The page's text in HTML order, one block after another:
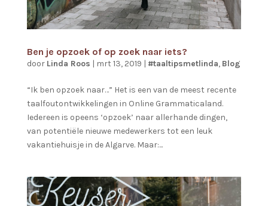
Ben je opzoek of op zoek naar iets?
door Linda Roos | mrt 13, 2019 | #taaltipsmetlinda, Blog
“Ik ben opzoek naar…” Het is een van de meest recente
taalfoutontwikkelingen in Online Grammaticaland.
Iedereen is opeens ‘opzoek’ naar allerhande dingen,
van potentiële nieuwe medewerkers tot een leuk
vakantiehuisje in de Algarve. Maar:...